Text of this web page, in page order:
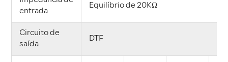
entrada
Equilíbrio de 20KΩ
Circuito de
saída
DTF